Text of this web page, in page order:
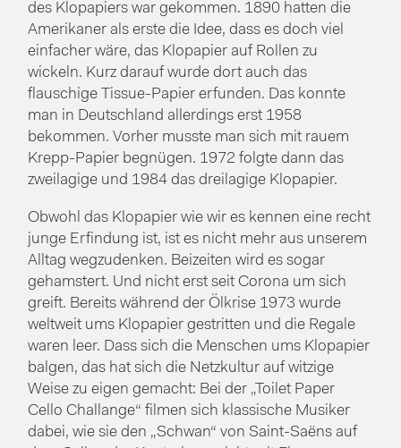
des Klopapiers war gekommen. 1890 hatten die
Amerikaner als erste die Idee, dass es doch viel
einfacher wäre, das Klopapier auf Rollen zu
wickeln. Kurz darauf wurde dort auch das
flauschige Tissue-Papier erfunden. Das konnte
man in Deutschland allerdings erst 1958
bekommen. Vorher musste man sich mit rauem
Krepp-Papier begnügen. 1972 folgte dann das
zweilagige und 1984 das dreilagige Klopapier.
Obwohl das Klopapier wie wir es kennen eine recht
junge Erfindung ist, ist es nicht mehr aus unserem
Alltag wegzudenken. Beizeiten wird es sogar
gehamstert. Und nicht erst seit Corona um sich
greift. Bereits während der Ölkrise 1973 wurde
weltweit ums Klopapier gestritten und die Regale
waren leer. Dass sich die Menschen ums Klopapier
balgen, das hat sich die Netzkultur auf witzige
Weise zu eigen gemacht: Bei der „Toilet Paper
Cello Challange“ filmen sich klassische Musiker
dabei, wie sie den „Schwan“ von Saint-Saëns auf